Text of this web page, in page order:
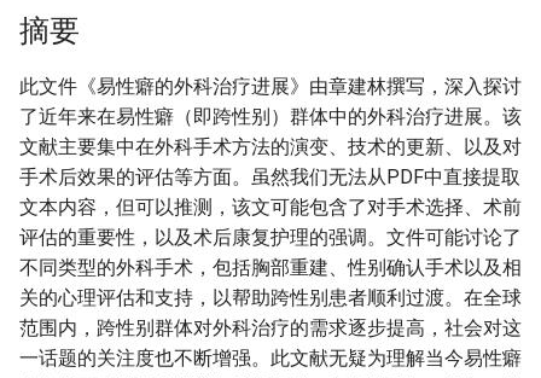
摘要
此文件《易性癖的外科治疗进展》由章建林撰写，深入探讨
了近年来在易性癖（即跨性别）群体中的外科治疗进展。该
文献主要集中在外科手术方法的演变、技术的更新、以及对
手术后效果的评估等方面。虽然我们无法从PDF中直接提取
文本内容，但可以推测，该文可能包含了对手术选择、术前
评估的重要性，以及术后康复护理的强调。文件可能讨论了
不同类型的外科手术，包括胸部重建、性别确认手术以及相
关的心理评估和支持，以帮助跨性别患者顺利过渡。在全球
范围内，跨性别群体对外科治疗的需求逐步提高，社会对这
一话题的关注度也不断增强。此文献无疑为理解当今易性癖